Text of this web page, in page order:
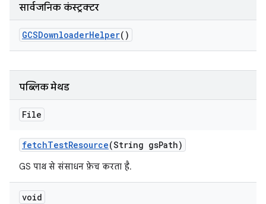
सार्वजनिक कंस्ट्रक्टर
GCSDownloaderHelper()
पब्लिक मेथड
File
fetchTestResource(String gsPath)
GS पाथ से संसाधन फ़ेच करता है.
void